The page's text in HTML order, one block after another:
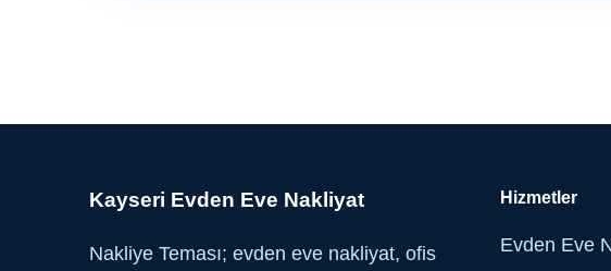
Kayseri Evden Eve Nakliyat
Nakliye Teması; evden eve nakliyat, ofis
Hizmetler
Evden Eve